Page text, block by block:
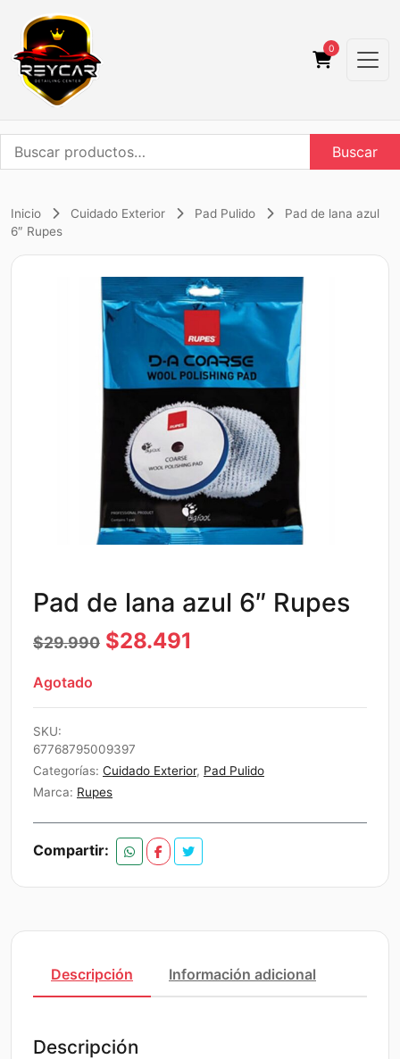
0
Buscar
por:
Buscar
Inicio Cuidado Exterior Pad Pulido
Pad de lana azul
6″ Rupes
Pad de lana azul 6″ Rupes
$29.990 El
original
$29.990.
$28.491
actual
$28.491.
Agotado
SKU:
67768795009397
Categorías: Cuidado Exterior, Pad Pulido
Marca: Rupes
Compartir:
Descripción Información adicional
Descripción